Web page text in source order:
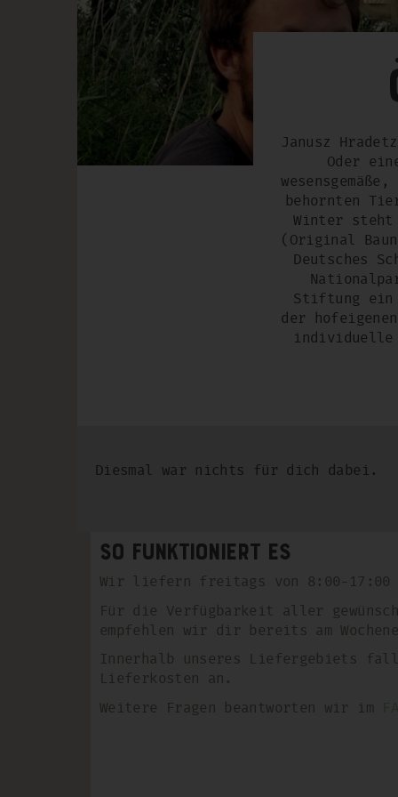
Janusz
Oder
behornten
Winter steht
(Original
Deutsches
Stiftung ein
der
Diesmal war nichts für dich dabei.
So funktioniert es
Wir liefern freitags von 8:00-17:00
Für die Verfügbarkeit aller
empfehlen wir dir bereits am
Innerhalb unseres Liefergebiets
Lieferkosten an.
Weitere Fragen beantworten wir im